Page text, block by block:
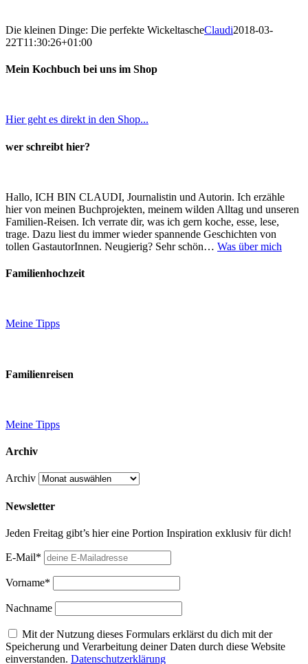
Die kleinen Dinge: Die perfekte WickeltascheClaudi2018-03-
22T11:30:26+01:00
Mein Kochbuch bei uns im Shop
Hier geht es direkt in den Shop...
wer schreibt hier?
Hallo, ICH BIN CLAUDI, Journalistin und Autorin. Ich erzähle
hier von meinen Buchprojekten, meinem wilden Alltag und unseren
Familien-Reisen. Ich verrate dir, was ich gern koche, esse, lese,
trage. Dazu liest du immer wieder spannende Geschichten von
tollen GastautorInnen. Neugierig? Sehr schön… Was über mich
Familienhochzeit
Meine Tipps
Familienreisen
Meine Tipps
Archiv
Archiv
Newsletter
Jeden Freitag gibt’s hier eine Portion Inspiration exklusiv für dich!
E-Mail*
Vorname*
Nachname
Mit der Nutzung dieses Formulars erklärst du dich mit der
Speicherung und Verarbeitung deiner Daten durch diese Website
einverstanden. Datenschutzerklärung